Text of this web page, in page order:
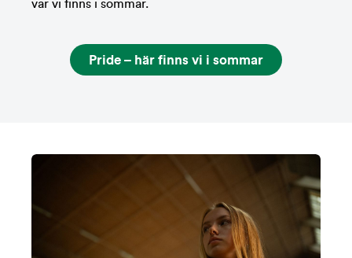
var vi finns i sommar.
Pride – här finns vi i sommar